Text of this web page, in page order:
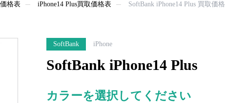
格表 iPhone14 Plus買取価格表 SoftBank iPhone14 Plus 買取価格
SoftBank iPhone
SoftBank iPhone14 Plus
カラーを選択してください